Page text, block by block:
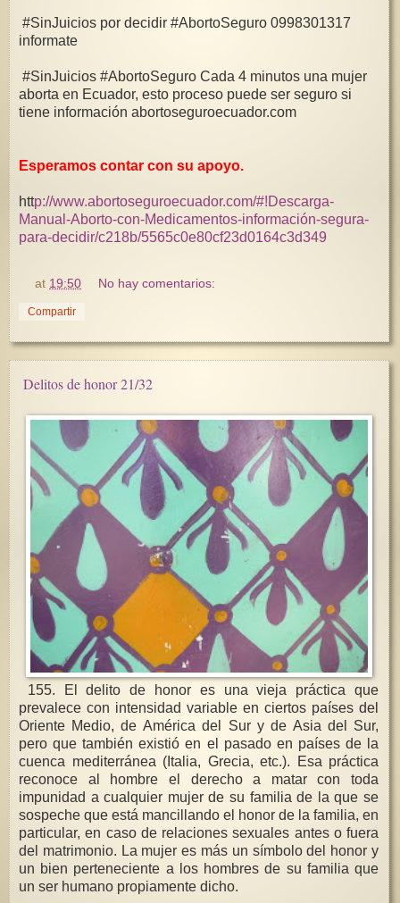
#SinJuicios por decidir #AbortoSeguro 0998301317
informate
#SinJuicios #AbortoSeguro Cada 4 minutos una mujer
aborta en Ecuador, esto proceso puede ser seguro si
tiene información abortoseguroecuador.com
Esperamos contar con su apoyo.
http://www.abortoseguroecuador.com/#!Descarga-
Manual-Aborto-con-Medicamentos-información-segura-
para-decidir/c218b/5565c0e80cf23d0164c3d349
at 19:50 No hay comentarios:
Compartir
Delitos de honor 21/32
155. El delito de honor es una vieja práctica que
prevalece con intensidad variable en ciertos países del
Oriente Medio, de América del Sur y de Asia del Sur,
pero que también existió en el pasado en países de la
cuenca mediterránea (Italia, Grecia, etc.). Esa práctica
reconoce al hombre el derecho a matar con toda
impunidad a cualquier mujer de su familia de la que se
sospeche que está mancillando el honor de la familia, en
particular, en caso de relaciones sexuales antes o fuera
del matrimonio. La mujer es más un símbolo del honor y
un bien perteneciente a los hombres de su familia que
un ser humano propiamente dicho.